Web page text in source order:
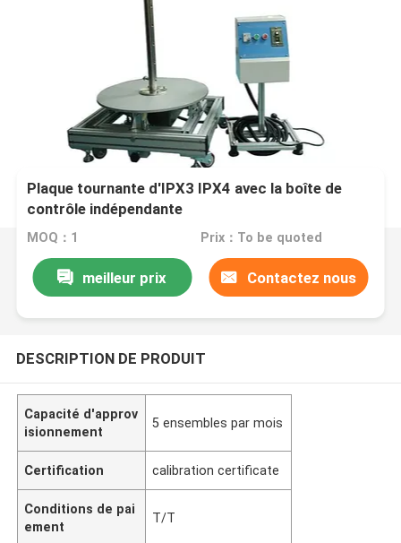
Plaque tournante d'IPX3 IPX4 avec la boîte de
contrôle indépendante
MOQ：1 Prix：To be quoted
meilleur prix Contactez nous
DESCRIPTION DE PRODUIT
Capacité d'approv
isionnement
5 ensembles par mois
Certification calibration certificate
Conditions de pai
ement
T/T